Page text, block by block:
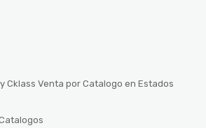
Cklass Venta por Catalogo en Estados